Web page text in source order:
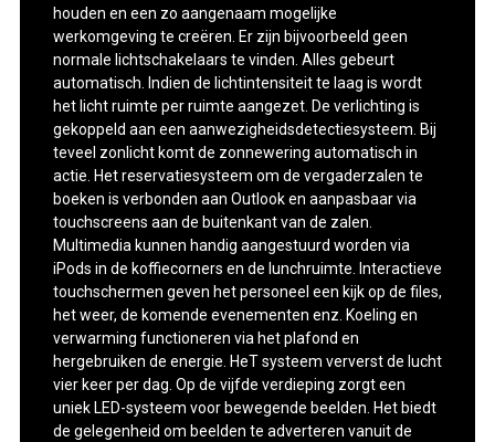
houden en een zo aangenaam mogelijke
werkomgeving te creëren. Er zijn bijvoorbeeld geen
normale lichtschakelaars te vinden. Alles gebeurt
automatisch. Indien de lichtintensiteit te laag is wordt
het licht ruimte per ruimte aangezet. De verlichting is
gekoppeld aan een aanwezigheidsdetectiesysteem. Bij
teveel zonlicht komt de zonnewering automatisch in
actie. Het reservatiesysteem om de vergaderzalen te
boeken is verbonden aan Outlook en aanpasbaar via
touch­screens aan de buitenkant van de zalen.
Multimedia kunnen handig aangestuurd worden via
iPods in de koffiecorners en de lunchruimte. Interactieve
touchschermen geven het personeel een kijk op de files,
het weer, de komende evenementen enz. Koeling en
verwarming functioneren via het plafond en
hergebruiken de energie. HeT systeem ververst de lucht
vier keer per dag. Op de vijfde verdieping zorgt een
uniek LED-systeem voor bewegende beelden. Het biedt
de gelegenheid om beelden te adverteren vanuit de